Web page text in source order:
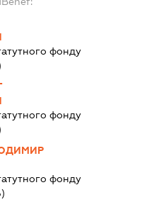
фонду
фонду
фонду